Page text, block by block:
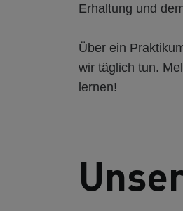
Erhaltung und
Über ein
wir täglich tun.
lernen!